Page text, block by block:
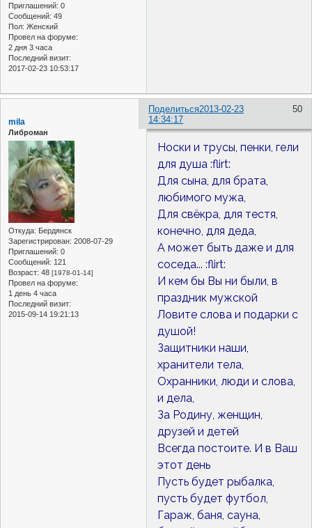
Приглашений: 0
Сообщений: 49
Пол: Женский
Провел на форуме:
2 дня 3 часа
Последний визит:
2017-02-23 10:53:17
Поделиться 50
2013-02-23
14:34:17
mila
Либроман
Откуда: Бердянск
Зарегистрирован: 2008-07-29
Приглашений: 0
Сообщений: 121
Возраст: 48 [1978-01-14]
Провел на форуме:
1 день 4 часа
Последний визит:
2015-09-14 19:21:13
Носки и трусы, пенки, гели
для душа :flirt:
Для сына, для брата,
любимого мужа,
Для свёкра, для тестя,
конечно, для деда,
А может быть даже и для
соседа... :flirt:
И кем бы Вы ни были, в
праздник мужской
Ловите слова и подарки с
душой!
Защитники наши,
хранители тела,
Охранники, люди и слова,
и дела,
За Родину, женщин,
друзей и детей
Всегда постоите. И в Ваш
этот день
Пусть будет рыбалка,
пусть будет футбол,
Гараж, баня, сауна,